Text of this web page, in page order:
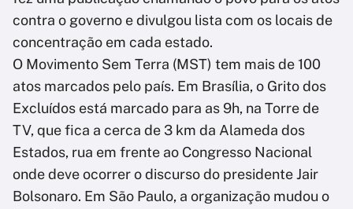
contra o governo e divulgou lista com os locais de
concentração em cada estado.
O Movimento Sem Terra (MST) tem mais de 100
atos marcados pelo país. Em Brasília, o Grito dos
Excluídos está marcado para as 9h, na Torre de
TV, que fica a cerca de 3 km da Alameda dos
Estados, rua em frente ao Congresso Nacional
onde deve ocorrer o discurso do presidente Jair
Bolsonaro. Em São Paulo, a organização mudou o